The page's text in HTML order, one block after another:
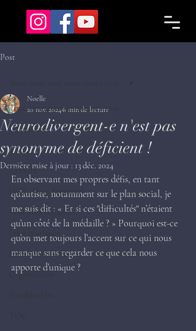
Post
Tout, tout, tout vous saurez tout…
Définitions
TSA
TDA/H
HQI - Haut Potentiel
Vous avez la parole !
Infos pratiques
Interactions sociales
Organisation
Troubles Dys.
TOC
Tout, tout, tout vous saurez tout…
Neurodivergent-e n'est pas
synonyme de déficient !
Noelle
20 nov. 20246 min de lecture
Dernière mise à jour : 13 déc. 2024
En observant mes propres défis, en tant
qu’autiste, notamment sur le plan social, je
me suis dit : « Et si ces "difficultés" n’étaient
qu’un côté de la médaille ? » Pourquoi est-ce
qu’on met toujours l’accent sur ce qui nous
manque sans regarder ce que cela nous
apporte d’unique ?